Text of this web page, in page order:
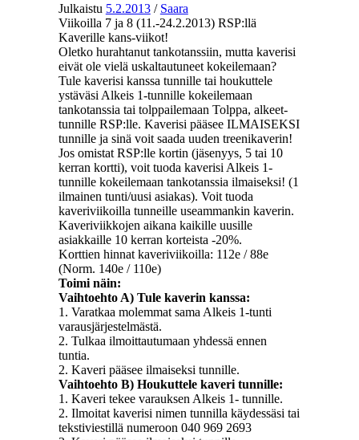
Julkaistu 5.2.2013/ Saara
Viikoilla 7 ja 8 (11.-24.2.2013) RSP:llä
Kaverille kans-viikot!
Oletko hurahtanut tankotanssiin, mutta kaverisi
eivät ole vielä uskaltautuneet kokeilemaan?
Tule kaverisi kanssa tunnille tai houkuttele
ystäväsi Alkeis 1-tunnille kokeilemaan
tankotanssia tai tolppailemaan Tolppa, alkeet-
tunnille RSP:lle. Kaverisi pääsee ILMAISEKSI
tunnille ja sinä voit saada uuden treenikaverin!
Jos omistat RSP:lle kortin (jäsenyys, 5 tai 10
kerran kortti), voit tuoda kaverisi Alkeis 1-
tunnille kokeilemaan tankotanssia ilmaiseksi! (1
ilmainen tunti/uusi asiakas). Voit tuoda
kaveriviikoilla tunneille useammankin kaverin.
Kaveriviikkojen aikana kaikille uusille
asiakkaille 10 kerran korteista -20%.
Korttien hinnat kaveriviikoilla: 112e / 88e
(Norm. 140e / 110e)
Toimi näin:
Vaihtoehto A) Tule kaverin kanssa:
1. Varatkaa molemmat sama Alkeis 1-tunti
varausjärjestelmästä.
2. Tulkaa ilmoittautumaan yhdessä ennen
tuntia.
2. Kaveri pääsee ilmaiseksi tunnille.
Vaihtoehto B) Houkuttele kaveri tunnille:
1. Kaveri tekee varauksen Alkeis 1- tunnille.
2. Ilmoitat kaverisi nimen tunnilla käydessäsi tai
tekstiviestillä numeroon 040 969 2693